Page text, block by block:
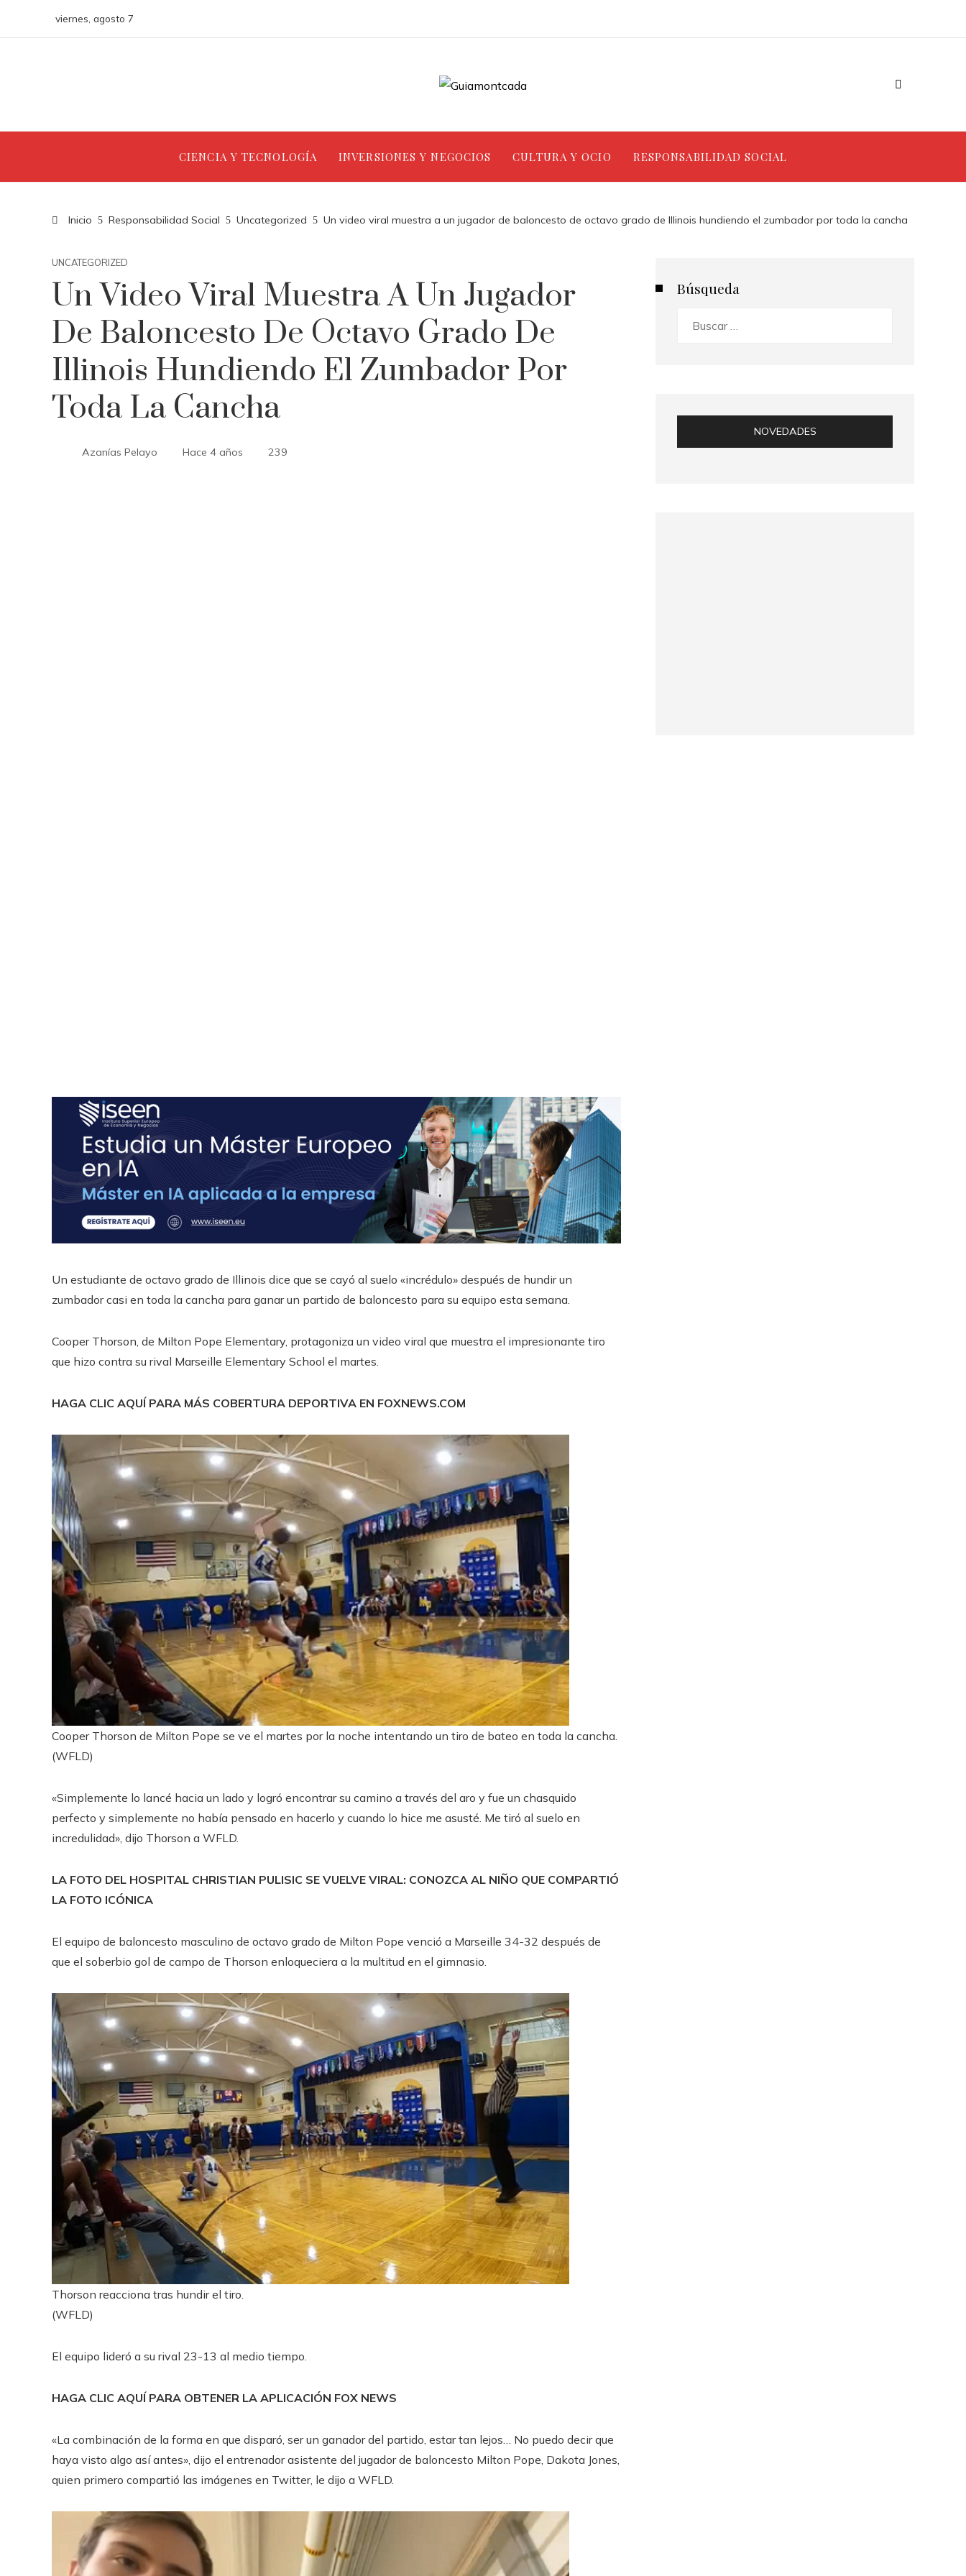
viernes, agosto 7
CIENCIA Y TECNOLOGÍA INVERSIONES Y NEGOCIOS CULTURA Y OCIO RESPONSABILIDAD SOCIAL
Inicio Responsabilidad Social Uncategorized Un video viral muestra a un jugador de baloncesto de octavo grado de Illinois hundiendo el zumbador por toda la cancha
UNCATEGORIZED
Un Video Viral Muestra A Un Jugador
De Baloncesto De Octavo Grado De
Illinois Hundiendo El Zumbador Por
Toda La Cancha
Azanías Pelayo Hace 4 años 239
Un estudiante de octavo grado de Illinois dice que se cayó al suelo «incrédulo» después de hundir un
zumbador casi en toda la cancha para ganar un partido de baloncesto para su equipo esta semana.
Cooper Thorson, de Milton Pope Elementary, protagoniza un video viral que muestra el impresionante tiro
que hizo contra su rival Marseille Elementary School el martes.
HAGA CLIC AQUÍ PARA MÁS COBERTURA DEPORTIVA EN FOXNEWS.COM
Cooper Thorson de Milton Pope se ve el martes por la noche intentando un tiro de bateo en toda la cancha.
(WFLD)
«Simplemente lo lancé hacia un lado y logró encontrar su camino a través del aro y fue un chasquido
perfecto y simplemente no había pensado en hacerlo y cuando lo hice me asusté. Me tiró al suelo en
incredulidad», dijo Thorson a WFLD.
LA FOTO DEL HOSPITAL CHRISTIAN PULISIC SE VUELVE VIRAL: CONOZCA AL NIÑO QUE COMPARTIÓ
LA FOTO ICÓNICA
El equipo de baloncesto masculino de octavo grado de Milton Pope venció a Marseille 34-32 después de
que el soberbio gol de campo de Thorson enloqueciera a la multitud en el gimnasio.
Thorson reacciona tras hundir el tiro.
(WFLD)
El equipo lideró a su rival 23-13 al medio tiempo.
HAGA CLIC AQUÍ PARA OBTENER LA APLICACIÓN FOX NEWS
«La combinación de la forma en que disparó, ser un ganador del partido, estar tan lejos… No puedo decir que
haya visto algo así antes», dijo el entrenador asistente del jugador de baloncesto Milton Pope, Dakota Jones,
quien primero compartió las imágenes en Twitter, le dijo a WFLD.
Búsqueda
NOVEDADES